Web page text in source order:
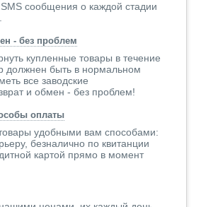
сообщения о каждой стадии
- без проблем
купленные товары в течение
должнен быть в нормальном
все заводские
и обмен - без проблем!
оплаты
удобными вам способами:
безналично по квитанции
картой прямо в момент